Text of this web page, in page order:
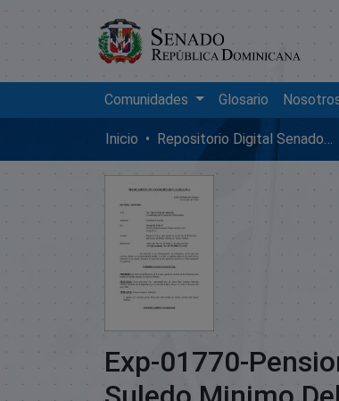
Comunidades Glosario
Inicio Repositorio Digital SenadoRD
Exp-01770-